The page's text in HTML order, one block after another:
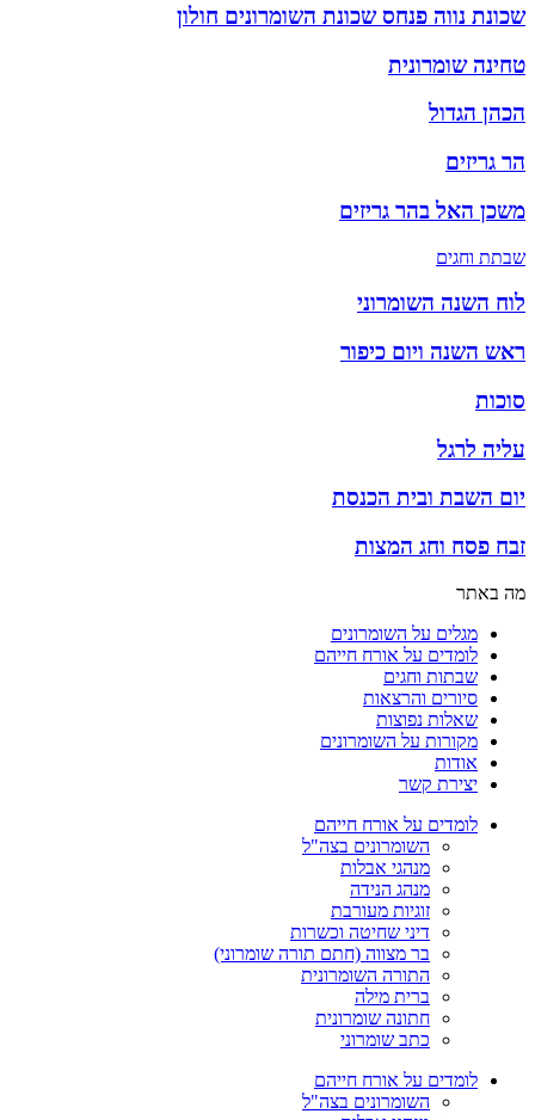
שכונת נווה פנחס שכונת השומרונים חולון
טחינה שומרונית
הכהן הגדול
הר גריזים
משכן האל בהר גריזים
שבתת וחגים
לוח השנה השומרוני
ראש השנה ויום כיפור
סוכות
עליה לרגל
יום השבת ובית הכנסת
זבח פסח וחג המצות
מה באתר
מגלים על השומרונים
לומדים על אורח חייהם
שבתות וחגים
סיורים והרצאות
שאלות נפוצות
מקורות על השומרונים
אודות
יצירת קשר
לומדים על אורח חייהם
השומרונים בצה"ל
מנהגי אבלות
מנהג הנידה
זוגיות מעורבת
דיני שחיטה וכשרות
בר מצווה (חתם תורה שומרוני)
התורה השומרונית
ברית מילה
חתונה שומרונית
כתב שומרוני
לומדים על אורח חייהם
השומרונים בצה"ל